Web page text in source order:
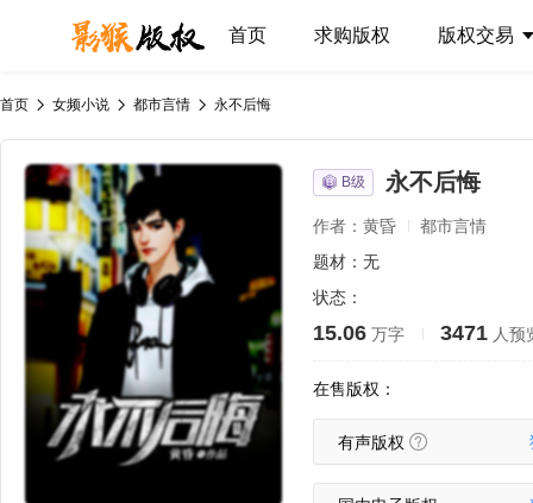
首页 求购版权 版权交易
首页 女频小说 都市言情 永不后悔
B级 永不后悔
作者：黄昏
都市言情
题材：无
状态：
15.06 万字 3471 人预
在售版权：
有声版权